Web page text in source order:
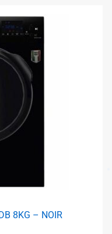
8KG – NOIR